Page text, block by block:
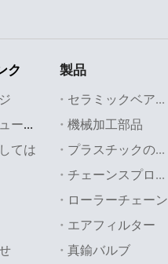
ク
業界のソリューション
ては
製品
セラミックベアリング
機械加工部品
プラスチックの部品
チェーンスプロケット
ローラーチェーン
エアフィルター
真鍮バルブ